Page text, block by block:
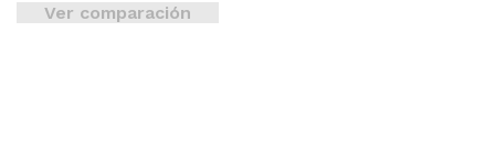
Ver comparación